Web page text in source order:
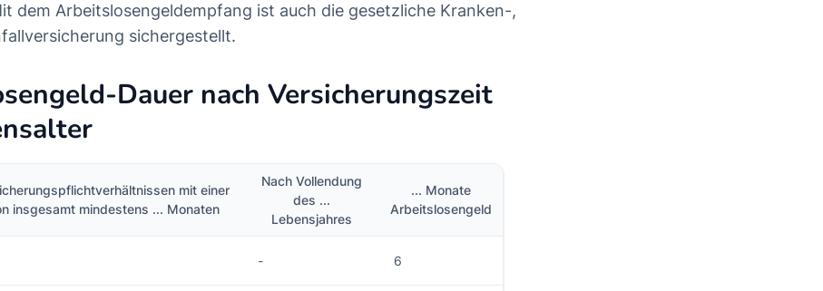
dem Arbeitslosengeldempfang ist auch die gesetzliche Kranken-,
sichergestellt.
Dauer nach Versicherungszeit
mit einer
insgesamt mindestens ... Monaten
Nach Vollendung
des ...
Lebensjahres
... Monate
Arbeitslosengeld
- 6